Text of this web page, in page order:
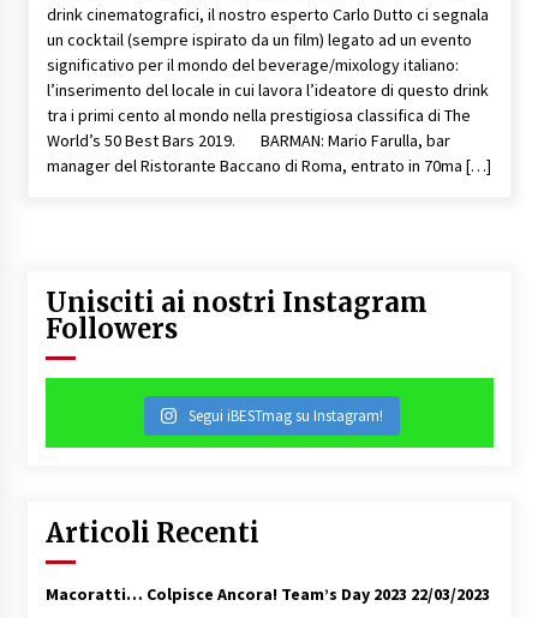
drink cinematografici, il nostro esperto Carlo Dutto ci segnala
un cocktail (sempre ispirato da un film) legato ad un evento
significativo per il mondo del beverage/mixology italiano:
l’inserimento del locale in cui lavora l’ideatore di questo drink
tra i primi cento al mondo nella prestigiosa classifica di The
World’s 50 Best Bars 2019. BARMAN: Mario Farulla, bar
manager del Ristorante Baccano di Roma, entrato in 70ma […]
Unisciti ai nostri Instagram
Followers
Segui iBESTmag su Instagram!
Articoli Recenti
Macoratti… Colpisce Ancora! Team’s Day 2023 22/03/2023